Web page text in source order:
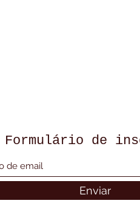
Formulário de
Enviar